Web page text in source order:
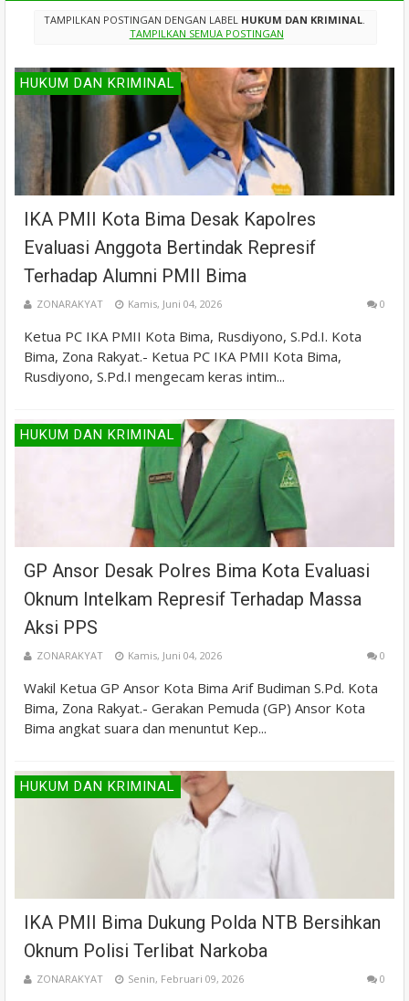
TAMPILKAN POSTINGAN DENGAN LABEL HUKUM DAN KRIMINAL.
TAMPILKAN SEMUA POSTINGAN
HUKUM DAN KRIMINAL
IKA PMII Kota Bima Desak Kapolres
Evaluasi Anggota Bertindak Represif
Terhadap Alumni PMII Bima
ZONARAKYAT Kamis, Juni 04, 2026 0
Ketua PC IKA PMII Kota Bima, Rusdiyono, S.Pd.I. Kota
Bima, Zona Rakyat.- Ketua PC IKA PMII Kota Bima,
Rusdiyono, S.Pd.I mengecam keras intim...
HUKUM DAN KRIMINAL
GP Ansor Desak Polres Bima Kota Evaluasi
Oknum Intelkam Represif Terhadap Massa
Aksi PPS
ZONARAKYAT Kamis, Juni 04, 2026 0
Wakil Ketua GP Ansor Kota Bima Arif Budiman S.Pd. Kota
Bima, Zona Rakyat.- Gerakan Pemuda (GP) Ansor Kota
Bima angkat suara dan menuntut Kep...
HUKUM DAN KRIMINAL
IKA PMII Bima Dukung Polda NTB Bersihkan
Oknum Polisi Terlibat Narkoba
ZONARAKYAT Senin, Februari 09, 2026 0